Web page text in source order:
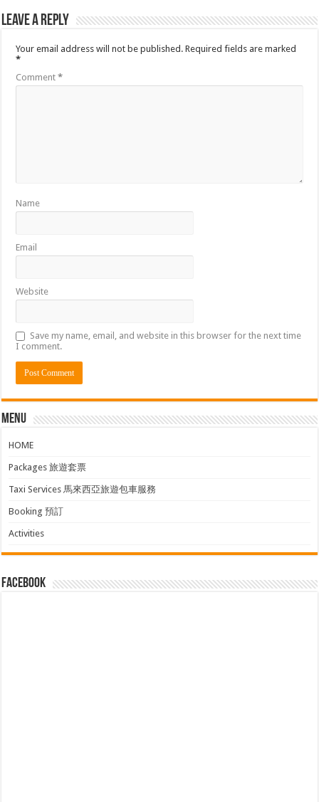
Leave a Reply
Your email address will not be published. Required fields are marked
*
Comment*
Name
Email
Website
Save my name, email, and website in this browser for the next time
I comment.
Menu
HOME
Packages 旅遊套票
Taxi Services 馬來西亞旅遊包車服務
Booking 預訂
Activities
facebook